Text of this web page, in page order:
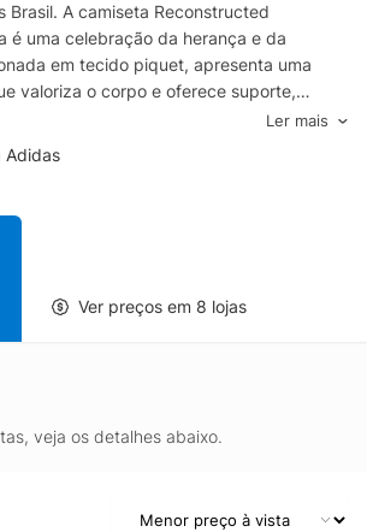
Brasil. A camiseta Reconstructed
é uma celebração da herança e da
em tecido piquet, apresenta uma
valoriza o corpo e oferece suporte,
versátil para compor diferentes looks. O
adiciona um toque de elegância
o fecho de cordão permite um ajuste
Seja para torcer pela sua seleção
casual, ela entrega estilo e conforto
futebol com elementos modernos de
Ler mais
Adidas
Ver preços em 8 lojas
veja os detalhes abaixo.